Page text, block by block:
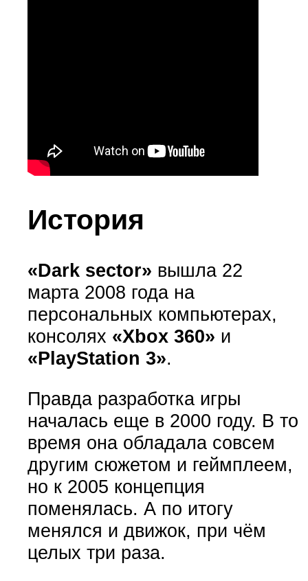
История
«Dark sector» вышла 22
марта 2008 года на
персональных компьютерах,
консолях «Xbox 360» и
«PlayStation 3».
Правда разработка игры
началась еще в 2000 году. В то
время она обладала совсем
другим сюжетом и геймплеем,
но к 2005 концепция
поменялась. А по итогу
менялся и движок, при чём
целых три раза.